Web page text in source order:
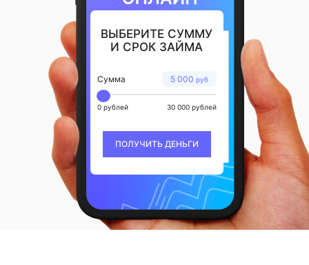
ВЫБЕРИТЕ СУММУ
И СРОК ЗАЙМА
5 000 руб
Сумма
0 рублей 30 000 рублей
ПОЛУЧИТЬ ДЕНЬГИ